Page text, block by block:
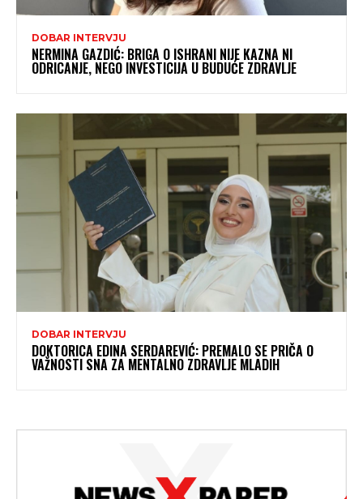
DOBAR INTERVJU
NERMINA GAZDIĆ: BRIGA O ISHRANI NIJE KAZNA NI
ODRICANJE, NEGO INVESTICIJA U BUDUĆE ZDRAVLJE
DOBAR INTERVJU
DOKTORICA EDINA SERDAREVIĆ: PREMALO SE PRIČA O
VAŽNOSTI SNA ZA MENTALNO ZDRAVLJE MLADIH